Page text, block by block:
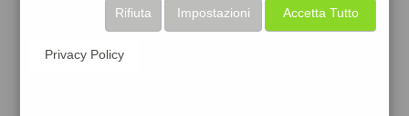
Accetta Tutto
Impostazioni
Rifiuta
Privacy Policy